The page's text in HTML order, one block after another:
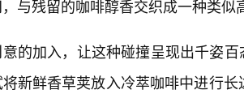
与残留的咖啡醇香交织成一种类似
的加入，让这种碰撞呈现出千姿
新鲜香草荚放入冷萃咖啡中进行